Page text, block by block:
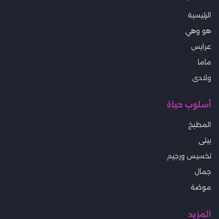
الرئيسية
هو وهي
عرايس
ماما
ولادى
أسلوب حياة
المطبخ
بيتى
تخسيس ورجيم
جمال
موضة
المزيد